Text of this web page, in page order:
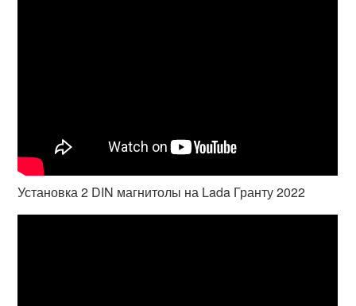
Установка 2 DIN магнитолы на Lada Гранту 2022